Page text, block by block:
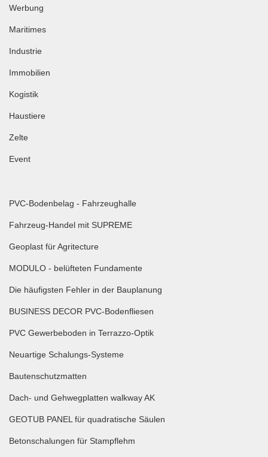
Werbung
Maritimes
Industrie
Immobilien
Kogistik
Haustiere
Zelte
Event
PVC-Bodenbelag - Fahrzeughalle
Fahrzeug-Handel mit SUPREME
Geoplast für Agritecture
MODULO - belüfteten Fundamente
Die häufigsten Fehler in der Bauplanung
BUSINESS DECOR PVC-Bodenfliesen
PVC Gewerbeboden in Terrazzo-Optik
Neuartige Schalungs-Systeme
Bautenschutzmatten
Dach- und Gehwegplatten walkway AK
GEOTUB PANEL für quadratische Säulen
Betonschalungen für Stampflehm